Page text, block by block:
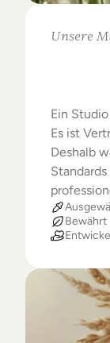
Unsere
Ein
Es ist
Deshalb
Bewährt